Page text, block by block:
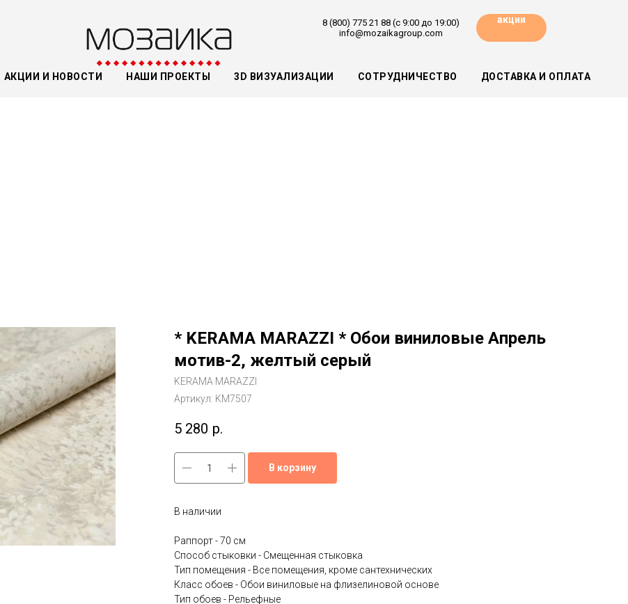
8 (800) 775 21 88 (с 9:00 до 19:00)
info@mozaikagroup.com
акции
АКЦИИ И НОВОСТИ НАШИ ПРОЕКТЫ 3D ВИЗУАЛИЗАЦИИ СОТРУДНИЧЕСТВО ДОСТАВКА И ОПЛАТА
* KERAMA MARAZZI * Обои виниловые Апрель
мотив-2, желтый серый
KERAMA MARAZZI
Артикул: KM7507
5 280 р.
В корзину
В наличии
Раппорт - 70 см
Способ стыковки - Смещенная стыковка
Тип помещения - Все помещения, кроме сантехнических
Класс обоев - Обои виниловые на флизелиновой основе
Тип обоев - Рельефные